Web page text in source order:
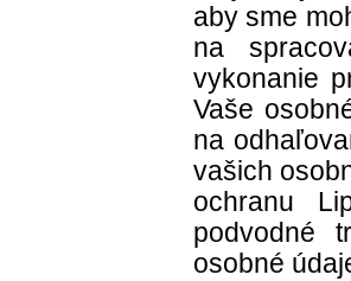
aby sme
na
vykonanie
Vaše
na
vašich
ochranu
podvodné
osobné